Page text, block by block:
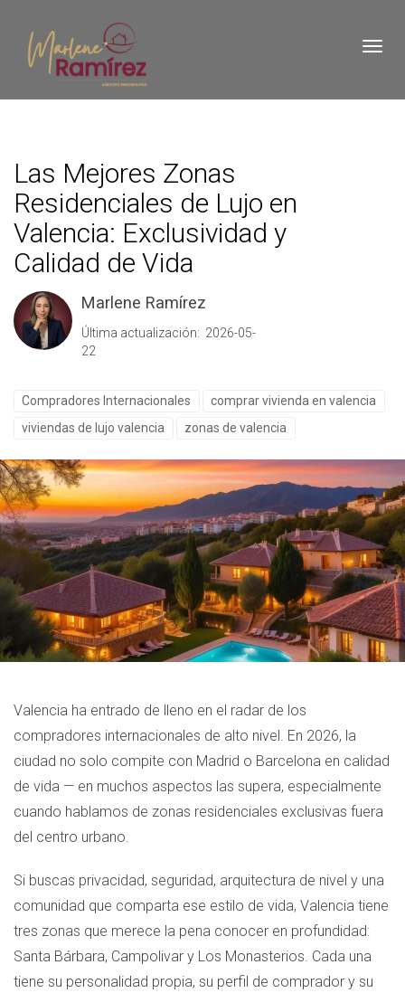
Las Mejores Zonas
Residenciales de Lujo en
Valencia: Exclusividad y
Calidad de Vida
Marlene Ramírez
Última actualización: 2026-05-
22
Compradores Internacionales
comprar vivienda en valencia
viviendas de lujo valencia
zonas de valencia
Valencia ha entrado de lleno en el radar de los
compradores internacionales de alto nivel. En 2026, la
ciudad no solo compite con Madrid o Barcelona en calidad
de vida — en muchos aspectos las supera, especialmente
cuando hablamos de zonas residenciales exclusivas fuera
del centro urbano.
Si buscas privacidad, seguridad, arquitectura de nivel y una
comunidad que comparta ese estilo de vida, Valencia tiene
tres zonas que merece la pena conocer en profundidad:
Santa Bárbara, Campolivar y Los Monasterios. Cada una
tiene su personalidad propia, su perfil de comprador y su